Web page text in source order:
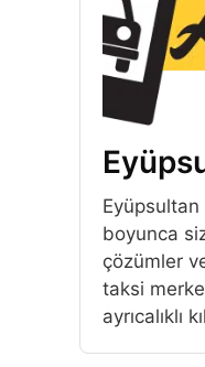
boyunca
çözümler
taksi
ayrıcalıklı